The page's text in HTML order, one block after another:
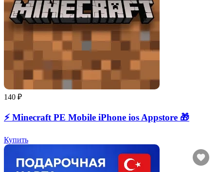
140 ₽
⚡️ Minecraft PE Mobile iPhone ios Appstore 🎁
Купить